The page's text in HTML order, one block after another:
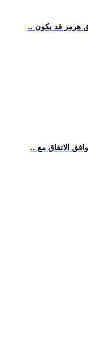
هرمز قد يكون
الاتفاق مع